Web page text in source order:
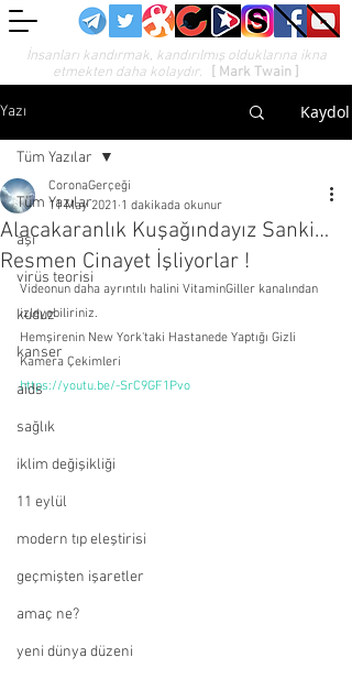
İnsanları kandırmak, kandırılmış olduklarına ikna
etmekten daha kolaydır.
[ Mark Twain ]
Yazı Kaydol
Tüm Yazılar
aşı
virüs teorisi
kuduz
kanser
aids
sağlık
iklim değişikliği
11 eylül
modern tıp eleştirisi
geçmişten işaretler
amaç ne?
yeni dünya düzeni
Tüm Yazılar
Alacakaranlık Kuşağındayız Sanki…
Resmen Cinayet İşliyorlar !
CoronaGerçeği
11 May 2021 1 dakikada okunur
Videonun daha ayrıntılı halini VitaminGiller kanalından
izleyebiliriniz.
Hemşirenin New York'taki Hastanede Yaptığı Gizli
Kamera Çekimleri
https://youtu.be/-SrC9GF1Pvo